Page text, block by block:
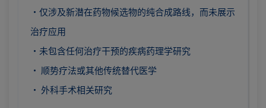
·仅涉及新潜在药物候选物的纯合成路线，而未展示
治疗应用
·未包含任何治疗干预的疾病药理学研究
· 顺势疗法或其他传统替代医学
· 外科手术相关研究